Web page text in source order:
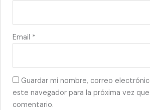
Email *
Guardar mi nombre, correo
este navegador para la próxima vez que
comentario.